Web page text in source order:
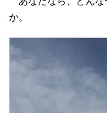
か。